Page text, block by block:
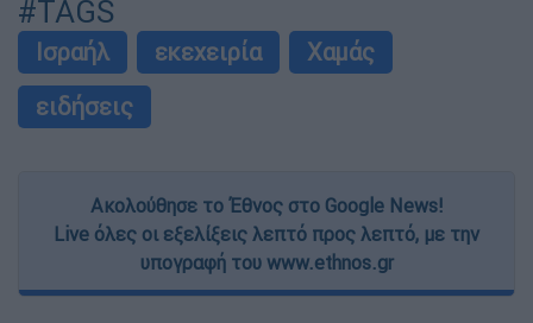
#TAGS
Ισραήλ εκεχειρία
Χαμάς
ειδήσεις
Ακολούθησε το Έθνος στο Google News!
Live όλες οι εξελίξεις λεπτό προς λεπτό, με την
υπογραφή του www.ethnos.gr